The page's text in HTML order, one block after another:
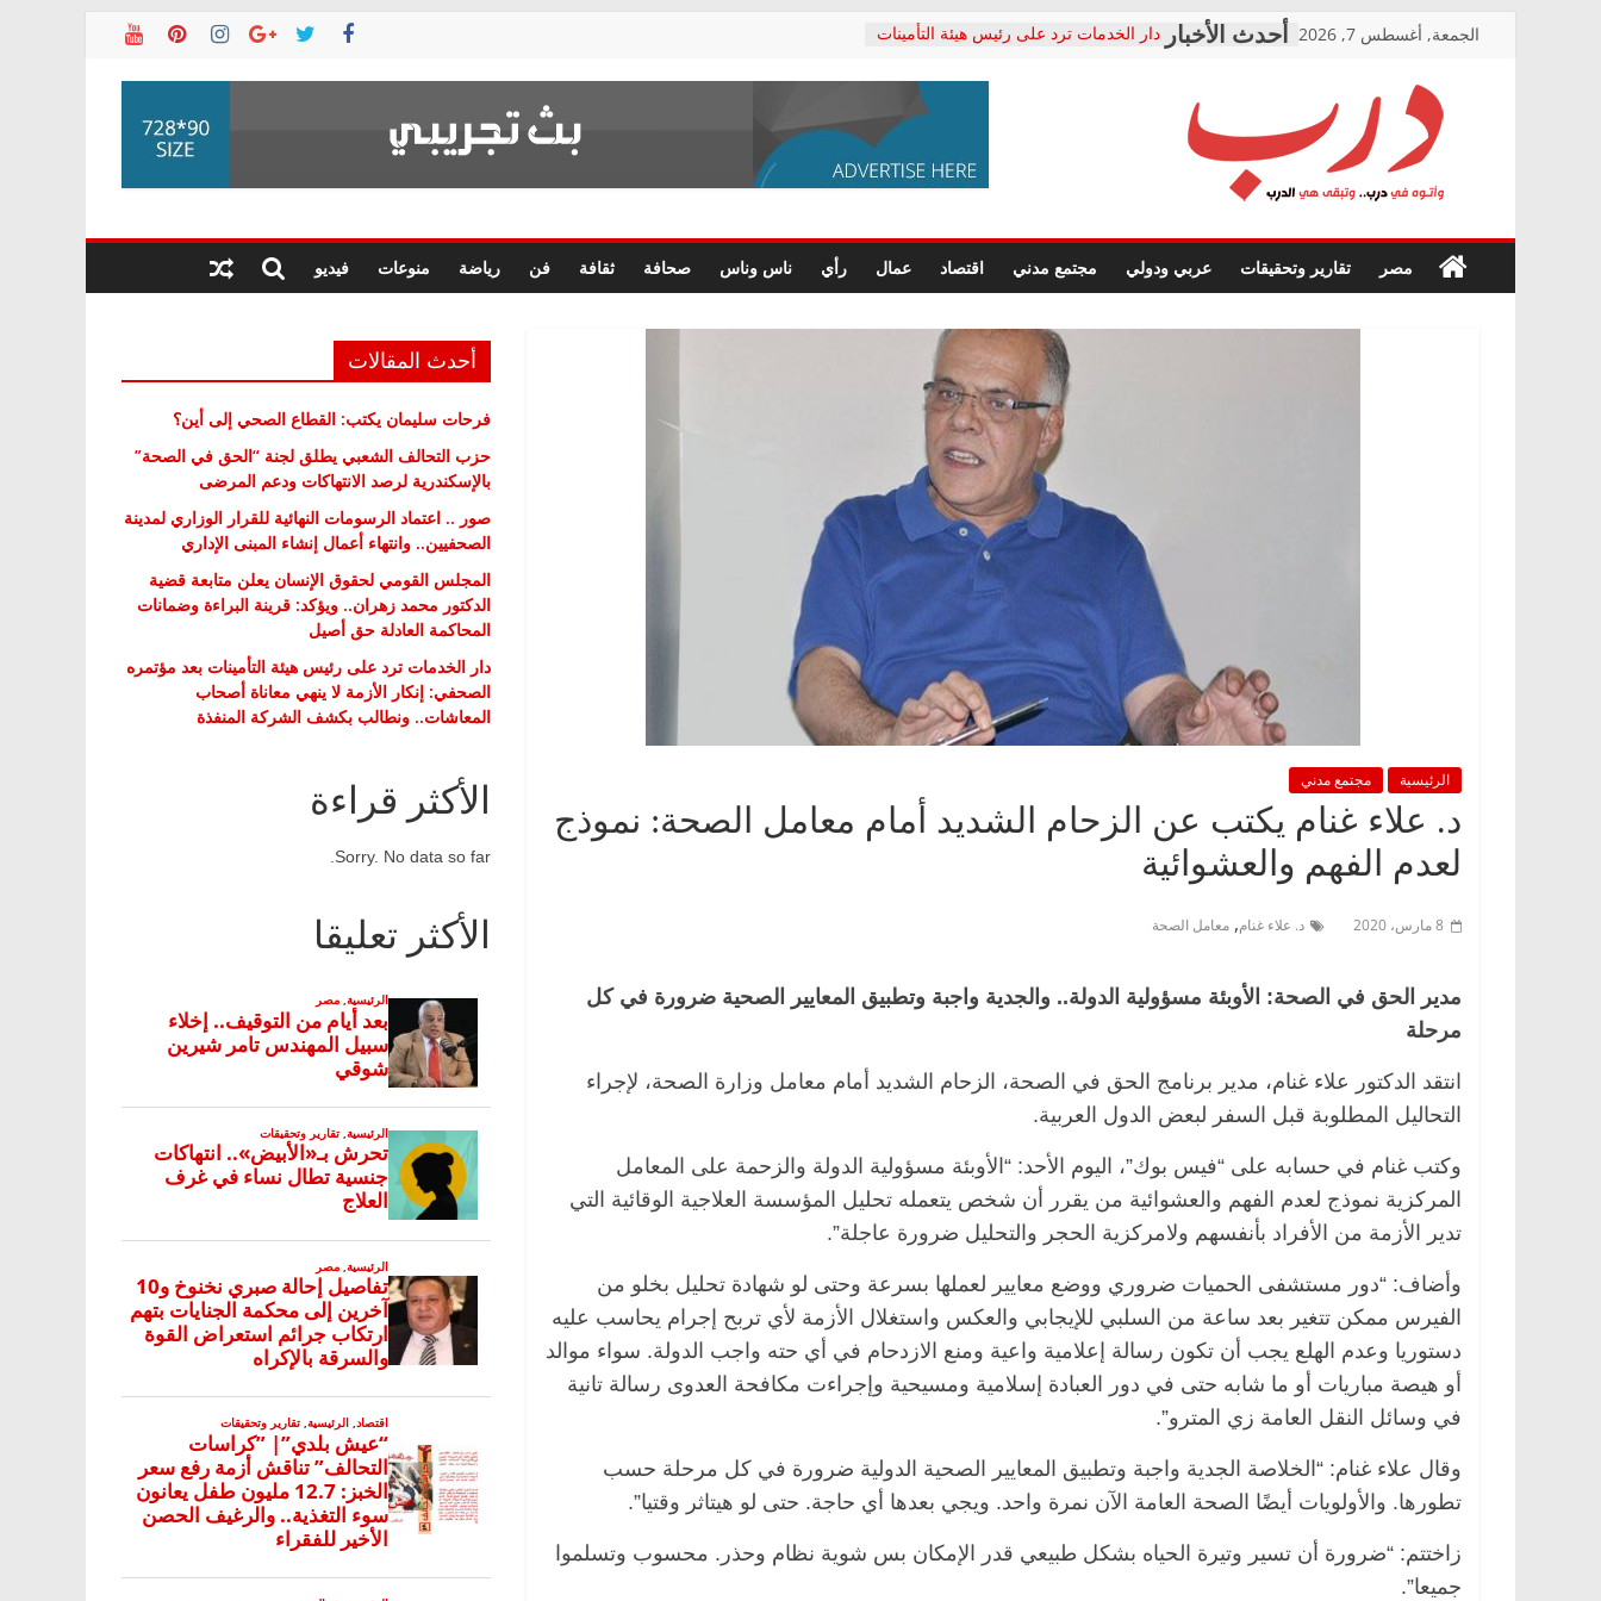
الجمعة, أغسطس 7, 2026
دار الخدمات ترد على رئيس هيئة التأمينات
معاناة أصحاب المعاشات.. ونطالب بكشف
فرحات سليمان يكتب: القطاع الصحي إلى
حزب التحالف الشعبي يطلق لجنة “الحق
صور .. اعتماد الرسومات النهائية للقرار
الوزاري لمدينة الصحفيين.. وانتهاء أعمال
إنشاء المبنى الإداري
متابعة قضية الدكتور محمد زهران.. ويؤكد:
قرينة البراءة وضمانات المحاكمة العادلة
درب
في
درب..
مصر تقارير وتحقيقات عربي ودولي مجتمع مدني اقتصاد عمال رأي ناس وناس صحافة ثقافة فن رياضة منوعات فيديو
الرئيسية مجتمع مدني
د. علاء غنام يكتب عن الزحام الشديد أمام معامل الصحة: نموذج
لعدم الفهم والعشوائية
8 مارس، 2020 د. علاء غنام, معامل الصحة
مدير الحق في الصحة: الأوبئة مسؤولية الدولة.. والجدية واجبة وتطبيق المعايير الصحية ضرورة في كل
مرحلة
انتقد الدكتور علاء غنام، مدير برنامج الحق في الصحة، الزحام الشديد أمام معامل وزارة الصحة، لإجراء
التحاليل المطلوبة قبل السفر لبعض الدول العربية.
وكتب غنام في حسابه على “فيس بوك”، اليوم الأحد: “الأوبئة مسؤولية الدولة والزحمة على المعامل
المركزية نموذج لعدم الفهم والعشوائية من يقرر أن شخص يتعمله تحليل المؤسسة العلاجية الوقائية التي
تدير الأزمة من الأفراد بأنفسهم ولامركزية الحجر والتحليل ضرورة عاجلة”.
وأضاف: “دور مستشفى الحميات ضروري ووضع معايير لعملها بسرعة وحتى لو شهادة تحليل بخلو من
الفيرس ممكن تتغير بعد ساعة من السلبي للإيجابي والعكس واستغلال الأزمة لأي تربح إجرام يحاسب عليه
دستوريا وعدم الهلع يجب أن تكون رسالة إعلامية واعية ومنع الازدحام في أي حته واجب الدولة. سواء موالد
أو هيصة مباريات أو ما شابه حتى في دور العبادة إسلامية ومسيحية وإجراءت مكافحة العدوى رسالة تانية
في وسائل النقل العامة زي المترو”.
وقال علاء غنام: “الخلاصة الجدية واجبة وتطبيق المعايير الصحية الدولية ضرورة في كل مرحلة حسب
تطورها. والأولويات أيضًا الصحة العامة الآن نمرة واحد. ويجي بعدها أي حاجة. حتى لو هيتاثر وقتيا”.
زاختتم: “ضرورة أن تسير وتيرة الحياه بشكل طبيعي قدر الإمكان بس شوية نظام وحذر. محسوب وتسلموا
جميعا”.
أحدث المقالات
فرحات سليمان يكتب: القطاع الصحي إلى أين؟
حزب التحالف الشعبي يطلق لجنة “الحق في الصحة”
بالإسكندرية لرصد الانتهاكات ودعم المرضى
صور .. اعتماد الرسومات النهائية للقرار الوزاري لمدينة
الصحفيين.. وانتهاء أعمال إنشاء المبنى الإداري
المجلس القومي لحقوق الإنسان يعلن متابعة قضية
الدكتور محمد زهران.. ويؤكد: قرينة البراءة وضمانات
المحاكمة العادلة حق أصيل
دار الخدمات ترد على رئيس هيئة التأمينات بعد مؤتمره
الصحفي: إنكار الأزمة لا ينهي معاناة أصحاب
المعاشات.. ونطالب بكشف الشركة المنفذة
الأكثر قراءة
Sorry. No data so far.
الأكثر تعليقا